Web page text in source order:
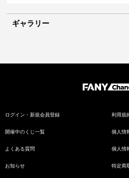
ギャラリー
ログイン・新規会員登録
開催中のくじ一覧
よくある質問
お知らせ
利用規
個人情
個人情
特定商